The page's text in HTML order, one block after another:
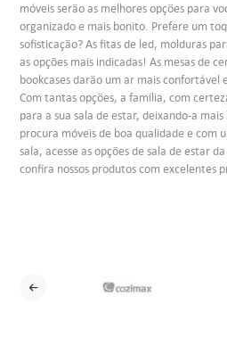
móveis serão as melhores opções para
organizado e mais bonito. Prefere um
sofisticação? As fitas de led, molduras
as opções mais indicadas! As mesas de
bookcases darão um ar mais confortável
Com tantas opções, a família, com
para a sua sala de estar, deixando-a
procura móveis de boa qualidade e com
sala, acesse as opções de sala de estar
confira nossos produtos com excelentes